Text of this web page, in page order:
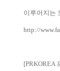
이루어지는
http://
[PRKOREA